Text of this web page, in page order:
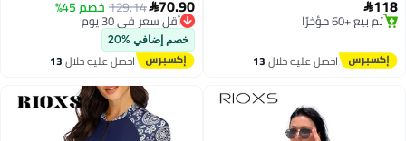
118
#1 في لباس سباحة قطعة واحدة
توصيل مجاني
تم بيع +60 مؤخرًا
#1 في لباس سباحة قطعة واحدة احصل عليه خلال13
اغسطس
5
أشرطة وحمالة صدر مبطنة قابلة
للإزالة لقضاء عطلة الشاطئ وشهر
العسل وحفلات حمام السباحة
والصيف وركوب الأمواج والتمارين
الرياضية المائية واليوجا على شاطئ
البحر والعطلات تسمير البشرة
والهروب الاستوائي، أسود
70.90
129.14خصم 45% أقل سعر في 30 يوم
توصيل مجاني
أقل سعر في 30 يوم
خصم إضافي %20
احصل عليه خلال13
اغسطس